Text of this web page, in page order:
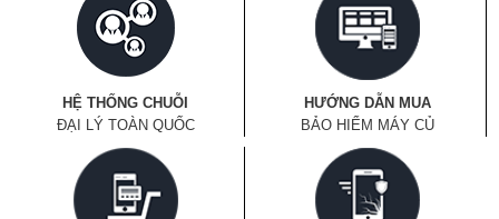
HỆ THỐNG CHUỖI
ĐẠI LÝ TOÀN QUỐC
HƯỚNG DẪN MUA
BẢO HIỂM MÁY CỦ